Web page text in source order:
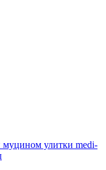
муцином улитки medi-